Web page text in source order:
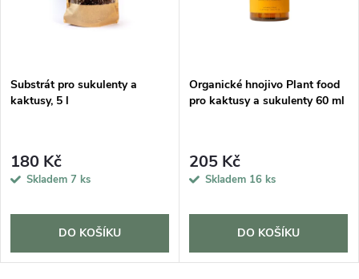
Substrát pro sukulenty a
kaktusy, 5 l
180 Kč
Skladem 7 ks
DO KOŠÍKU
Organické hnojivo Plant food
pro kaktusy a sukulenty 60 ml
205 Kč
Skladem 16 ks
DO KOŠÍKU